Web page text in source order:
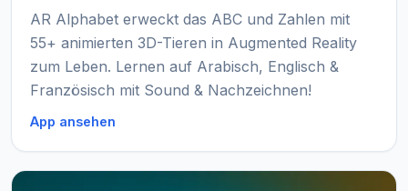
AR Alphabet erweckt das ABC und Zahlen mit
55+ animierten 3D-Tieren in Augmented Reality
zum Leben. Lernen auf Arabisch, Englisch &
Französisch mit Sound & Nachzeichnen!
App ansehen